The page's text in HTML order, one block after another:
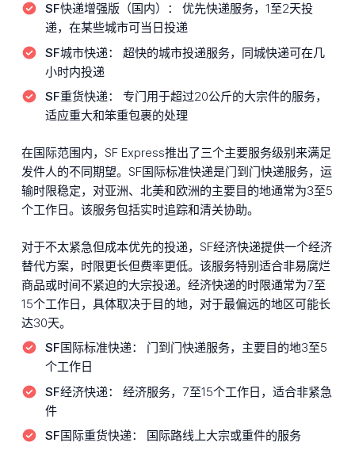
SF快递增强版（国内）：
优先快递服务，1至2天投
递，在某些城市可当日投递
SF城市快递：
超快的城市投递服务，同城快递可在几
小时内投递
SF重货快递：
专门用于超过20公斤的大宗件的服务，
适应重大和笨重包裹的处理
在国际范围内，SF Express推出了三个主要服务级别来满足
发件人的不同期望。SF国际标准快递是门到门快递服务，运
输时限稳定，对亚洲、北美和欧洲的主要目的地通常为3至5
个工作日。该服务包括实时追踪和清关协助。
对于不太紧急但成本优先的投递，SF经济快递提供一个经济
替代方案，时限更长但费率更低。该服务特别适合非易腐烂
商品或时间不紧迫的大宗投递。经济快递的时限通常为7至
15个工作日，具体取决于目的地，对于最偏远的地区可能长
达30天。
SF国际标准快递：
门到门快递服务，主要目的地3至5
个工作日
SF经济快递：
经济服务，7至15个工作日，适合非紧急
件
SF国际重货快递：
国际路线上大宗或重件的服务